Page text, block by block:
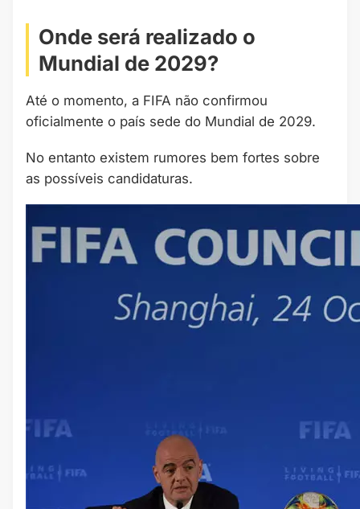
Onde será realizado o
Mundial de 2029?
Até o momento, a FIFA não confirmou
oficialmente o país sede do Mundial de 2029.
No entanto existem rumores bem fortes sobre
as possíveis candidaturas.